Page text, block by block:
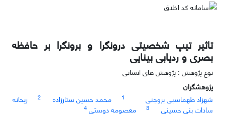
تاثیر تیپ شخصیتی درونگرا و برونگرا بر حافظه
بصری و ردیابی بینایی
نوع پژوهش : پژوهش های انسانی
پژوهشگران
شهزاد طهماسبی بروجنی
1 محمد حسین ستارزاده 2
ریحانه
سادات بنی حسینی
3 معصومه دوستی 4